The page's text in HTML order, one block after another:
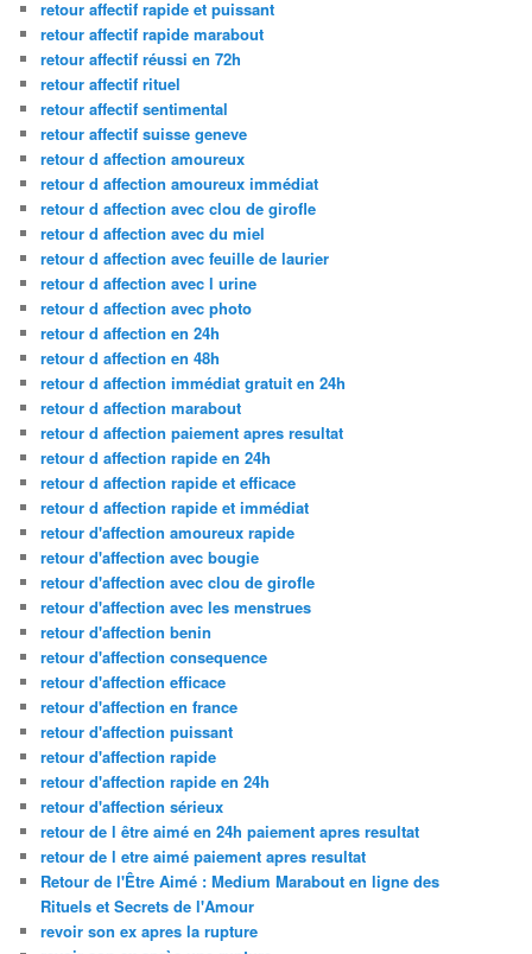
retour affectif rapide et puissant
retour affectif rapide marabout
retour affectif réussi en 72h
retour affectif rituel
retour affectif sentimental
retour affectif suisse geneve
retour d affection amoureux
retour d affection amoureux immédiat
retour d affection avec clou de girofle
retour d affection avec du miel
retour d affection avec feuille de laurier
retour d affection avec l urine
retour d affection avec photo
retour d affection en 24h
retour d affection en 48h
retour d affection immédiat gratuit en 24h
retour d affection marabout
retour d affection paiement apres resultat
retour d affection rapide en 24h
retour d affection rapide et efficace
retour d affection rapide et immédiat
retour d'affection amoureux rapide
retour d'affection avec bougie
retour d'affection avec clou de girofle
retour d'affection avec les menstrues
retour d'affection benin
retour d'affection consequence
retour d'affection efficace
retour d'affection en france
retour d'affection puissant
retour d'affection rapide
retour d'affection rapide en 24h
retour d'affection sérieux
retour de l être aimé en 24h paiement apres resultat
retour de l etre aimé paiement apres resultat
Retour de l'Être Aimé : Medium Marabout en ligne des
Rituels et Secrets de l'Amour
revoir son ex apres la rupture